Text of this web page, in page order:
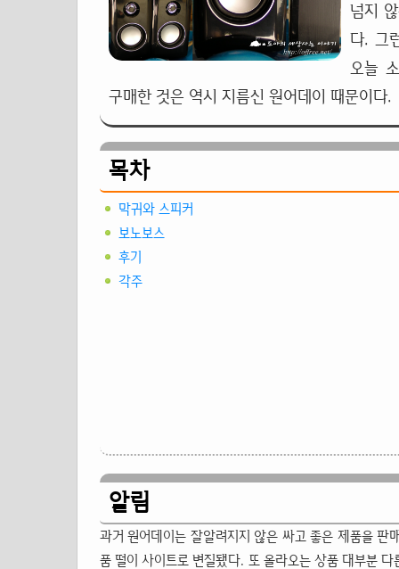
넘지
다. 그
오늘
구매한 것은 역시 지름신 원어데이 때문이다.
목차
막귀와 스피커
보노보스
후기
각주
알림
과거 원어데이는 잘알려지지 않은 싸고 좋은 제품을 판
품 떨이 사이트로 변질됐다. 또 올라오는 상품 대부분